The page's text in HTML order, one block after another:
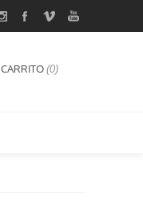
CARRITO (0)